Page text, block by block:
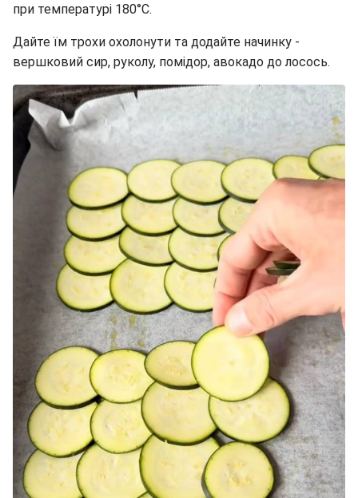
при температурі 180°C.
Дайте їм трохи охолонути та додайте начинку -
вершковий сир, руколу, помідор, авокадо до лосось.